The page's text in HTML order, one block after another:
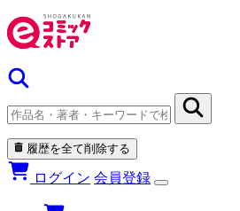
履歴を全て削除する
ログイン 会員登録